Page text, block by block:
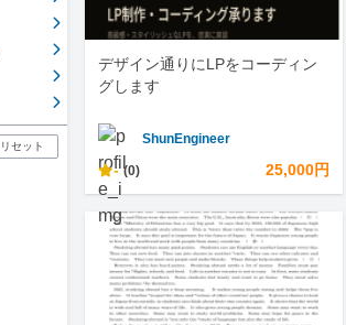
セット
デザイン通りにLPをコーディン
グします
ShunEngineer
- (0) 25,000円